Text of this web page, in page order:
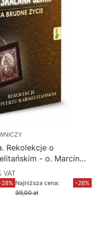
Rekolekcje o
- o. Marcin
brutto
VAT
Najniższa cena:
39,00 zł
-26%